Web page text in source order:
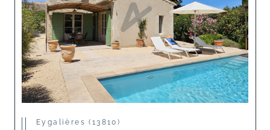
Eygalières (13810)